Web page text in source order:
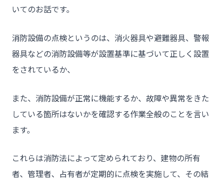
いてのお話です。
消防設備の点検というのは、消火器具や避難器具、警報
器具などの消防設備等が設置基準に基づいて正しく設置
をされているか、
また、消防設備が正常に機能するか、故障や異常をきた
している箇所はないかを確認する作業全般のことを言い
ます。
これらは消防法によって定められており、建物の所有
者、管理者、占有者が定期的に点検を実施して、その結